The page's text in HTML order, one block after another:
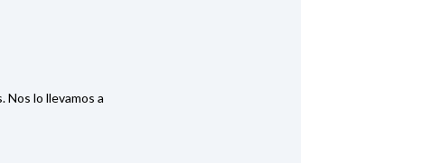
Nos lo llevamos a